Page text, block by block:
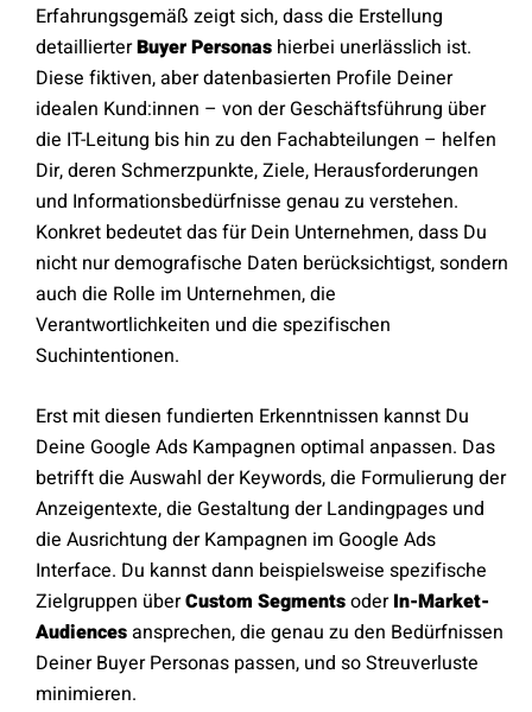
Erfahrungsgemäß zeigt sich, dass die Erstellung
detaillierterBuyer Personas hierbei unerlässlich ist.
Diese fiktiven, aber datenbasierten Profile Deiner
idealen Kund:innen – von der Geschäftsführung über
die IT-Leitung bis hin zu den Fachabteilungen – helfen
Dir, deren Schmerzpunkte, Ziele, Herausforderungen
und Informationsbedürfnisse genau zu verstehen.
Konkret bedeutet das für Dein Unternehmen, dass Du
nicht nur demografische Daten berücksichtigst, sondern
auch die Rolle im Unternehmen, die
Verantwortlichkeiten und die spezifischen
Suchintentionen.
Erst mit diesen fundierten Erkenntnissen kannst Du
Deine Google Ads Kampagnen optimal anpassen. Das
betrifft die Auswahl der Keywords, die Formulierung der
Anzeigentexte, die Gestaltung der Landingpages und
die Ausrichtung der Kampagnen im Google Ads
Interface. Du kannst dann beispielsweise spezifische
Zielgruppen überCustom SegmentsoderIn-Market-
Audiencesansprechen, die genau zu den Bedürfnissen
Deiner Buyer Personas passen, und so Streuverluste
minimieren.